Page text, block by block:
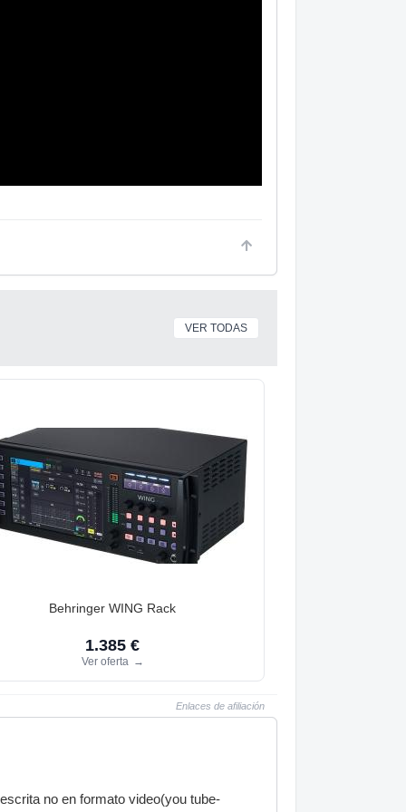
VER TODAS
Behringer WING Rack
1.385 €
Ver oferta →
Enlaces de afiliación
no en formato video(you tube-